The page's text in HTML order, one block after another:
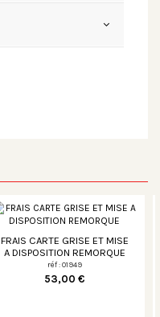
FRAIS CARTE GRISE ET MISE
A DISPOSITION REMORQUE
réf : 01949
53,00 €